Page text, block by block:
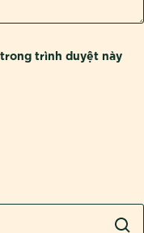
trình duyệt này